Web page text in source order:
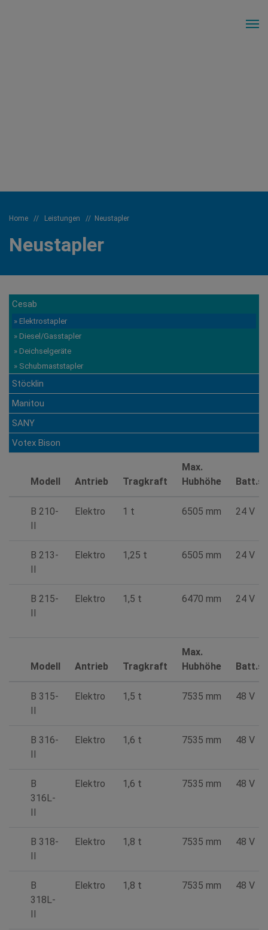
Home // Leistungen // Neustapler
Neustapler
Cesab
» Elektrostapler
» Diesel/Gasstapler
» Deichselgeräte
» Schubmaststapler
Stöcklin
Manitou
SANY
Votex Bison
Modell Antrieb Tragkraft
Max.
Hubhöhe
B 210-
II
Elektro 1 t 6505 mm 24 V
B 213-
II
Elektro 1,25 t 6505 mm 24 V
B 215-
II
Elektro 1,5 t 6470 mm 24 V
Modell Antrieb Tragkraft
Max.
Hubhöhe
B 315-
II
Elektro 1,5 t 7535 mm 48 V
B 316-
II
Elektro 1,6 t 7535 mm 48 V
B
316L-
II
Elektro 1,6 t 7535 mm 48 V
B 318-
II
Elektro 1,8 t 7535 mm 48 V
B
318L-
II
Elektro 1,8 t 7535 mm 48 V